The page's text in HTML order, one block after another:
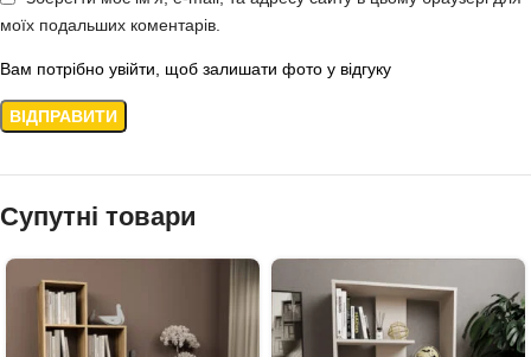
моїх подальших коментарів.
Вам потрібно увійти, щоб залишати фото у відгуку
Супутні товари